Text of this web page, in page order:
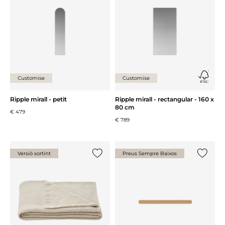
Customise
Ripple mirall - petit
€ 479
Customise
Ripple mirall - rectangular - 160 x
80 cm
€ 789
Versió sortint Preus Sempre Baixos